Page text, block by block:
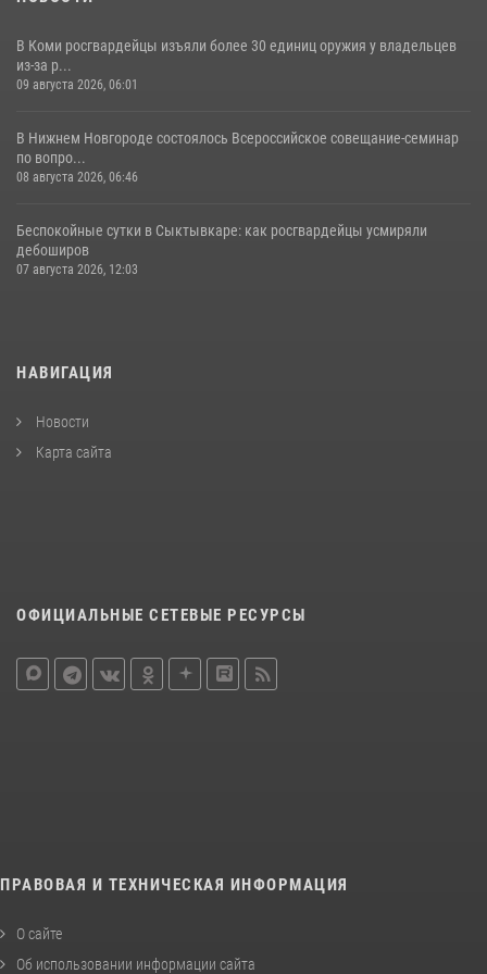
В Коми росгвардейцы изъяли более 30 единиц оружия у владельцев
из-за р...
09 августа 2026, 06:01
В Нижнем Новгороде состоялось Всероссийское совещание-семинар
по вопро...
08 августа 2026, 06:46
Беспокойные сутки в Сыктывкаре: как росгвардейцы усмиряли
дебоширов
07 августа 2026, 12:03
НАВИГАЦИЯ
Новости
Карта сайта
ОФИЦИАЛЬНЫЕ СЕТЕВЫЕ РЕСУРСЫ
ПРАВОВАЯ И ТЕХНИЧЕСКАЯ ИНФОРМАЦИЯ
О сайте
Об использовании информации сайта